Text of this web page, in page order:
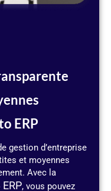
ERP
gestion d’entreprise
et moyennes
Avec la
ERP, vous pouvez